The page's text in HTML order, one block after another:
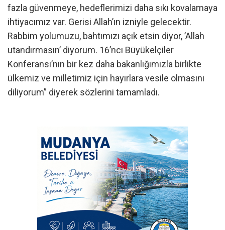
fazla güvenmeye, hedeflerimizi daha sıkı kovalamaya
ihtiyacımız var. Gerisi Allah’ın izniyle gelecektir.
Rabbim yolumuzu, bahtımızı açık etsin diyor, ’Allah
utandırmasın’ diyorum. 16’ncı Büyükelçiler
Konferansı’nın bir kez daha bakanlığımızla birlikte
ülkemiz ve milletimiz için hayırlara vesile olmasını
diliyorum” diyerek sözlerini tamamladı.